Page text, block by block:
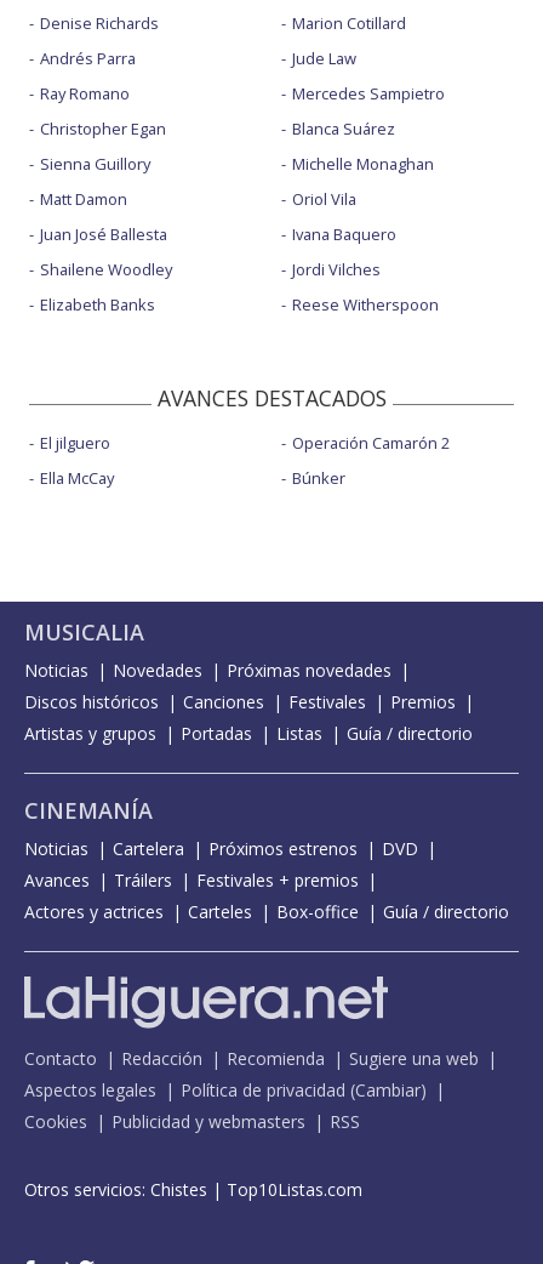
Denise Richards
Andrés Parra
Ray Romano
Christopher Egan
Sienna Guillory
Matt Damon
Juan José Ballesta
Shailene Woodley
Elizabeth Banks
Marion Cotillard
Jude Law
Mercedes Sampietro
Blanca Suárez
Michelle Monaghan
Oriol Vila
Ivana Baquero
Jordi Vilches
Reese Witherspoon
AVANCES DESTACADOS
El jilguero
Ella McCay
Operación Camarón 2
Búnker
MUSICALIA
Noticias Novedades
Próximas novedades
Discos históricos
Canciones Festivales
Premios
Artistas y grupos
Portadas Listas Guía / directorio
CINEMANÍA
Noticias Cartelera Próximos estrenos
DVD
Avances
Tráilers
Festivales + premios
Actores y actrices
Carteles Box-office Guía / directorio
Contacto Redacción Recomienda
Sugiere una web
Aspectos legales
Política de privacidad (Cambiar)
Cookies
Publicidad y webmasters RSS
Otros servicios: Chistes | Top10Listas.com